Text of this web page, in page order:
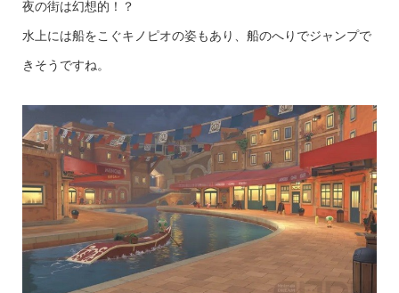
夜の街は幻想的！？
水上には船をこぐキノピオの姿もあり、船のへりでジャンプで
きそうですね。